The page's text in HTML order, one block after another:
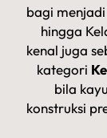
bagi
hingga
kenal juga
kategori
bila
konstruksi